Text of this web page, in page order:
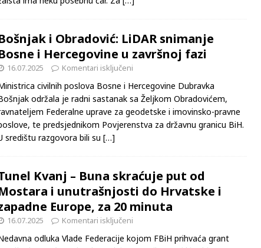
od najljepših željezničkih ruta na svijetu! Putovanje vlakom
i Obradović: LiDAR snimanje
i Hercegovine u završnoj fazi
16.07.2025 Komentari isključeni
Ministrica civilnih poslova Bosne i Hercegovine Dubravka
Bošnjak održala je radni sastanak sa Željkom Obradovićem,
Federalne uprave za geodetske i imovinsko-pravne
poslove, te predsjednikom Povjerenstva za državnu granicu BiH.
Kvanj – Buna skraćuje put od
i unutrašnjosti do Hrvatske i
Europe, za 20 minuta
16.07.2025 Komentari isključeni